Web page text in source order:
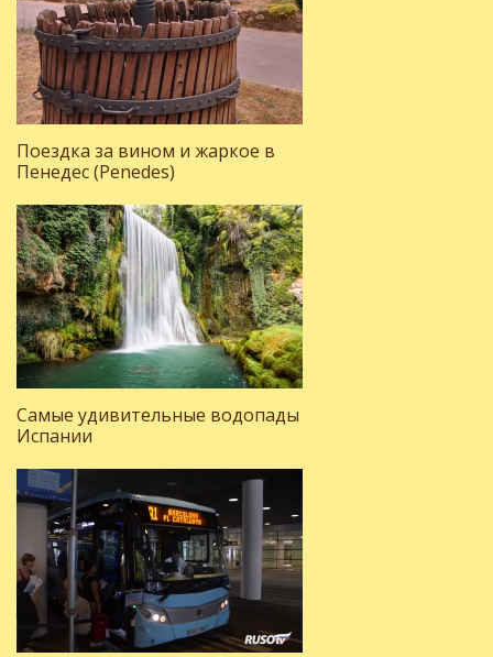
Поездка за вином и жаркое в
Пенедес (Penedes)
Самые удивительные водопады
Испании